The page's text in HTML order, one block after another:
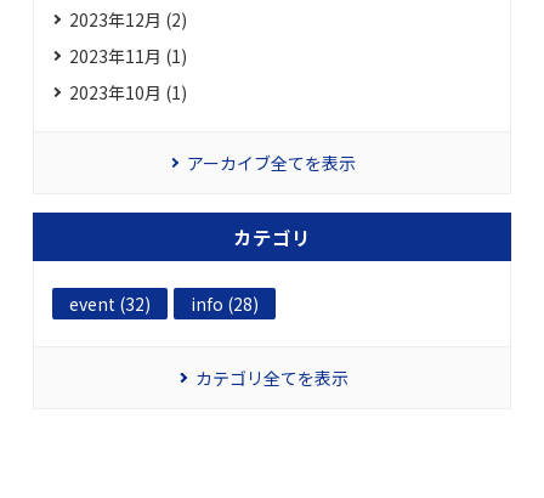
2023年12月 (2)
2023年11月 (1)
2023年10月 (1)
アーカイブ全てを表示
カテゴリ
event (32) info (28)
カテゴリ全てを表示